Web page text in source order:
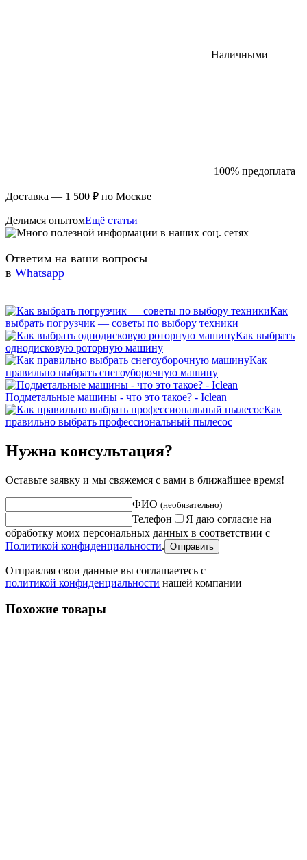
Наличными
100% предоплата
Доставка — 1 500 ₽ по Москве
Делимся опытомЕщё статьи
Ответим на ваши вопросы
в Whatsapp
Как
выбрать погрузчик — советы по выбору техники
Как выбрать
однодисковую роторную машину
Как
правильно выбрать снегоуборочную машину
Подметальные машины - что это такое? - Iclean
Как
правильно выбрать профессиональный пылесос
Нужна консультация?
Оставьте заявку и мы свяжемся с вами в ближайшее время!
ФИО (необязательно)
Телефон
Я даю согласие на
обработку моих персональных данных в соответствии с
Политикой конфиденциальности. Отправить
Отправляя свои данные вы соглашаетесь с
политикой конфиденциальности нашей компании
Похожие товары